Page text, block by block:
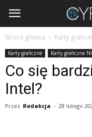
Cyfraki.pl
Strona główna Karty
Karty graficzne Karty graficzne
Co się
Intel?
Przez Redakcja - 28 lutego